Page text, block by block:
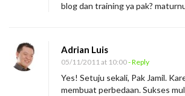
blog dan training ya pak?
Adrian Luis
05/11/2011 at 10:00- Reply
Yes! Setuju sekali, Pak Jamil.
membuat perbedaan. Sukses